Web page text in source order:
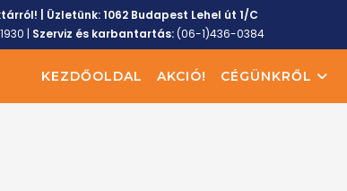
| Üzletünk:1062 Budapest Lehel út 1/C
| Szerviz és karbantartás:(06-1)436-0384
KEZDŐOLDAL AKCIÓ! CÉGÜNKRŐL